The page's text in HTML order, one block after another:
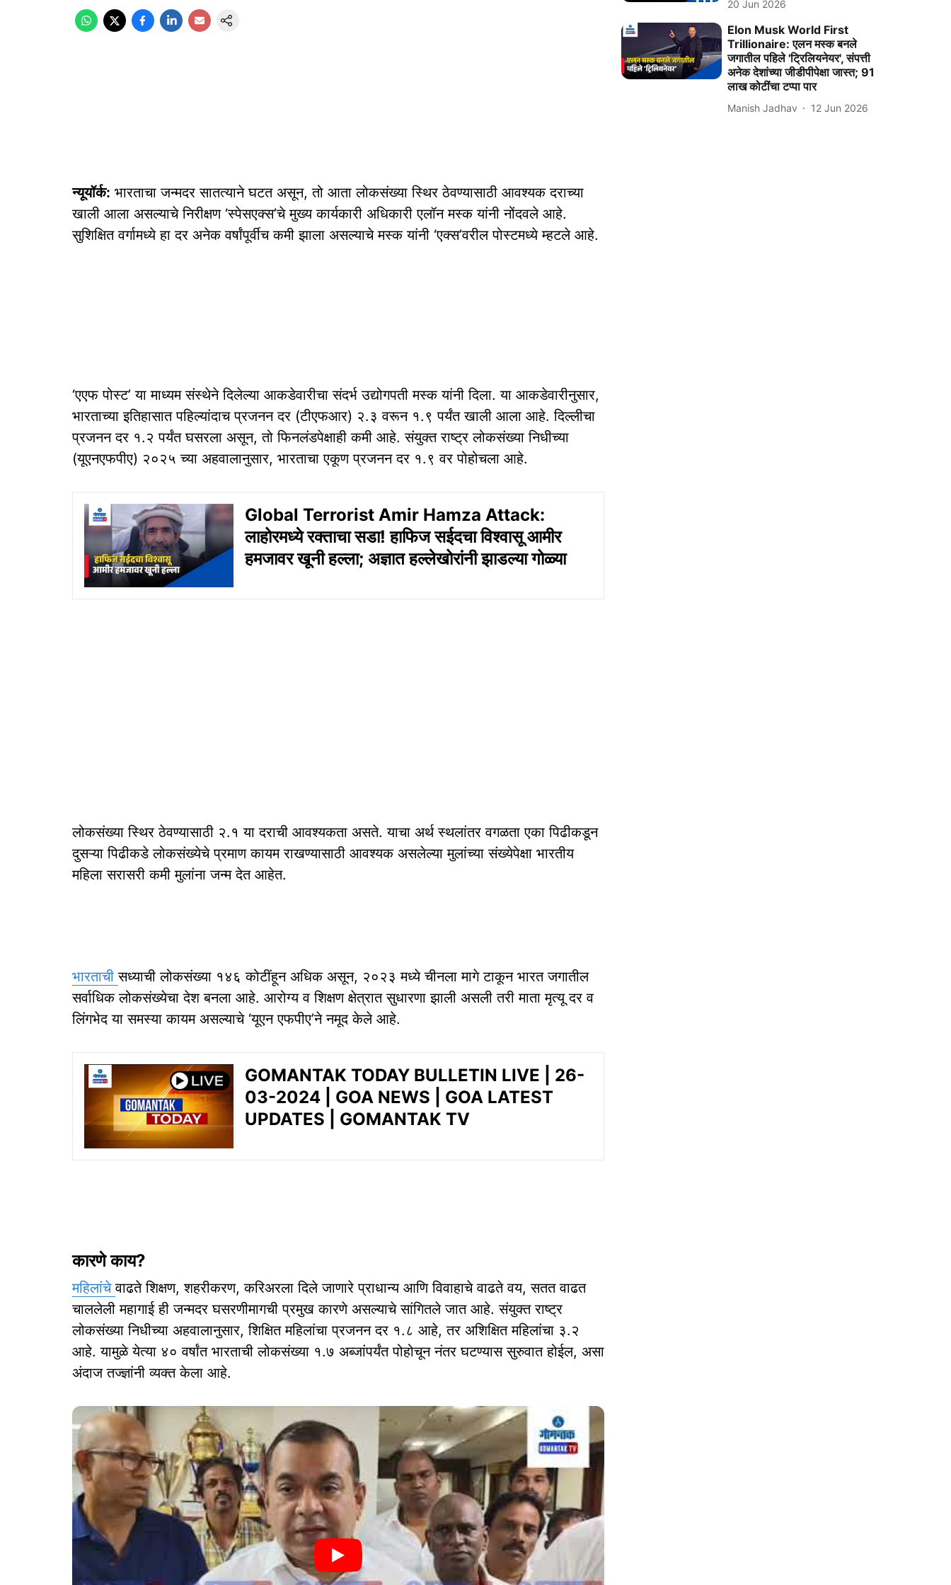
न्यूयॉर्क: भारताचा जन्मदर सातत्याने घटत असून, तो आता लोकसंख्या स्थिर ठेवण्यासाठी आवश्यक दराच्या
खाली आला असल्याचे निरीक्षण ‘स्पेसएक्स’चे मुख्य कार्यकारी अधिकारी एलॉन मस्क यांनी नोंदवले आहे.
सुशिक्षित वर्गामध्ये हा दर अनेक वर्षांपूर्वीच कमी झाला असल्याचे मस्क यांनी ‘एक्स’वरील पोस्टमध्ये म्हटले आहे.
‘एएफ पोस्ट’ या माध्यम संस्थेने दिलेल्या आकडेवारीचा संदर्भ उद्योगपती मस्क यांनी दिला. या आकडेवारीनुसार,
भारताच्या इतिहासात पहिल्यांदाच प्रजनन दर (टीएफआर) २.३ वरून १.९ पर्यंत खाली आला आहे. दिल्लीचा
प्रजनन दर १.२ पर्यंत घसरला असून, तो फिनलंडपेक्षाही कमी आहे. संयुक्त राष्ट्र लोकसंख्या निधीच्या
(यूएनएफपीए) २०२५ च्या अहवालानुसार, भारताचा एकूण प्रजनन दर १.९ वर पोहोचला आहे.
Global Terrorist Amir Hamza Attack:
लाहोरमध्ये रक्ताचा सडा! हाफिज सईदचा विश्वासू आमीर
हमजावर खूनी हल्ला; अज्ञात हल्लेखोरांनी झाडल्या गोळ्या
लोकसंख्या स्थिर ठेवण्यासाठी २.१ या दराची आवश्यकता असते. याचा अर्थ स्थलांतर वगळता एका पिढीकडून
दुसऱ्या पिढीकडे लोकसंख्येचे प्रमाण कायम राखण्यासाठी आवश्यक असलेल्या मुलांच्या संख्येपेक्षा भारतीय
महिला सरासरी कमी मुलांना जन्म देत आहेत.
भारताचीसध्याची लोकसंख्या १४६ कोटींहून अधिक असून, २०२३ मध्ये चीनला मागे टाकून भारत जगातील
सर्वाधिक लोकसंख्येचा देश बनला आहे. आरोग्य व शिक्षण क्षेत्रात सुधारणा झाली असली तरी माता मृत्यू दर व
लिंगभेद या समस्या कायम असल्याचे ‘यूएन एफपीए’ने नमूद केले आहे.
GOMANTAK TODAY BULLETIN LIVE | 26-
03-2024 | GOA NEWS | GOA LATEST
UPDATES | GOMANTAK TV
कारणे काय?
महिलांचेवाढते शिक्षण, शहरीकरण, करिअरला दिले जाणारे प्राधान्य आणि विवाहाचे वाढते वय, सतत वाढत
चाललेली महागाई ही जन्मदर घसरणीमागची प्रमुख कारणे असल्याचे सांगितले जात आहे. संयुक्त राष्ट्र
लोकसंख्या निधीच्या अहवालानुसार, शिक्षित महिलांचा प्रजनन दर १.८ आहे, तर अशिक्षित महिलांचा ३.२
आहे. यामुळे येत्या ४० वर्षांत भारताची लोकसंख्या १.७ अब्जांपर्यंत पोहोचून नंतर घटण्यास सुरुवात होईल, असा
अंदाज तज्ज्ञांनी व्यक्त केला आहे.
20 Jun 2026
Elon Musk World First
Trillionaire: एलन मस्क बनले
जगातील पहिले 'ट्रिलियनेयर', संपत्ती
अनेक देशांच्या जीडीपीपेक्षा जास्त; 91
लाख कोटींचा टप्पा पार
Manish Jadhav 12 Jun 2026